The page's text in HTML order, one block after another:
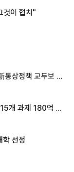
것이 협치"
상정책 교두보 활
개 과제 180억 지
선정